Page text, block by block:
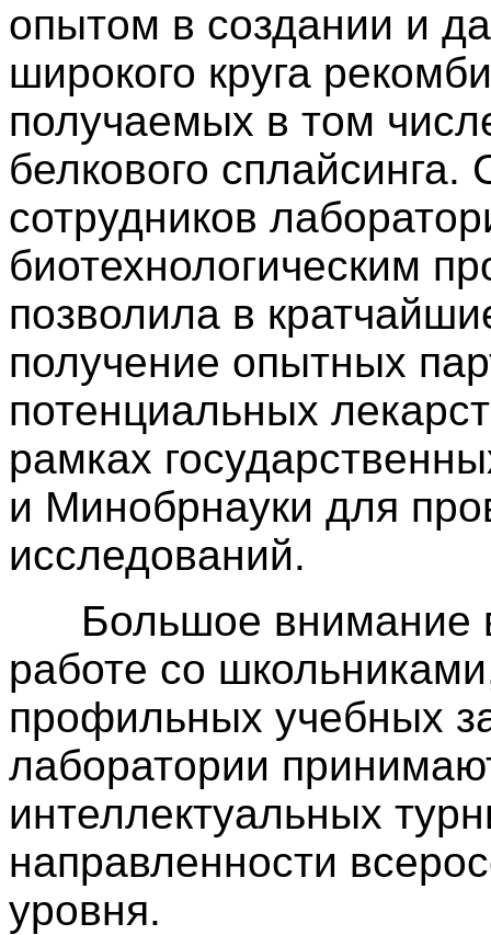
опытом в создании и
широкого круга
получаемых в том
белкового
сотрудников
биотехнологическим
позволила в
получение опытных
потенциальных
рамках
и Минобрнауки для
исследований.
Большое внимание в
работе со
профильных учебных
лаборатории
интеллектуальных
направленности
уровня.